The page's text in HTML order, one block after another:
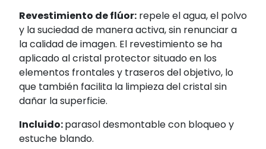
Revestimiento de flúor: repele el agua, el polvo
y la suciedad de manera activa, sin renunciar a
la calidad de imagen. El revestimiento se ha
aplicado al cristal protector situado en los
elementos frontales y traseros del objetivo, lo
que también facilita la limpieza del cristal sin
dañar la superficie.
Incluido:parasol desmontable con bloqueo y
estuche blando.